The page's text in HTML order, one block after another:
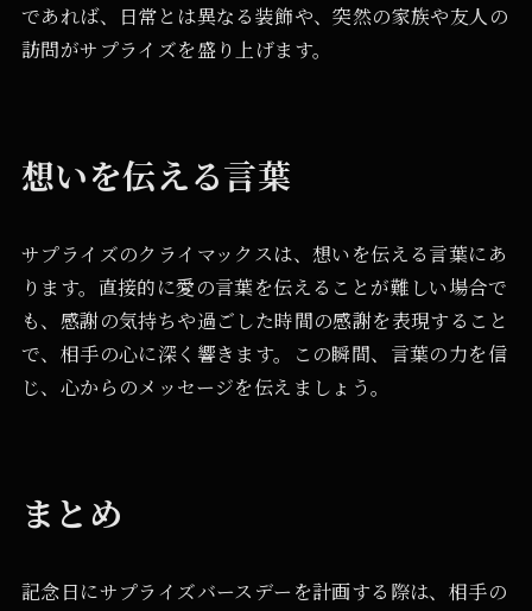
であれば、日常とは異なる装飾や、突然の家族や友人の
訪問がサプライズを盛り上げます。
想いを伝える言葉
サプライズのクライマックスは、想いを伝える言葉にあ
ります。直接的に愛の言葉を伝えることが難しい場合で
も、感謝の気持ちや過ごした時間の感謝を表現すること
で、相手の心に深く響きます。この瞬間、言葉の力を信
じ、心からのメッセージを伝えましょう。
まとめ
記念日にサプライズバースデーを計画する際は、相手の